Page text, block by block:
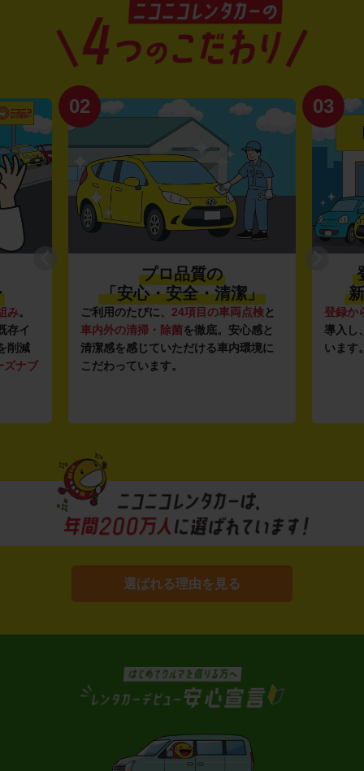
み。
存イ
削減
ズナブ
02
プロ品質の
「安心・安全・清潔」
ご利用のたびに、 24項目の車両点検と
車内外の清掃・除菌を徹底。安心感と
清潔感を感じていただける車内環境に
こだわっています。
03
登録か
導入し
います
選ばれる理由を見る